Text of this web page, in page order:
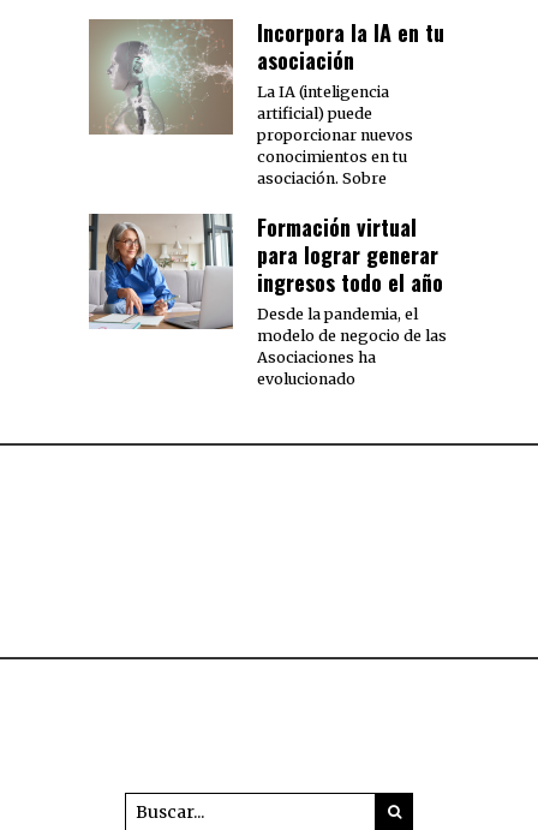
Incorpora la IA en tu
asociación
La IA (inteligencia
artificial) puede
proporcionar nuevos
conocimientos en tu
asociación. Sobre
Formación virtual
para lograr generar
ingresos todo el año
Desde la pandemia, el
modelo de negocio de las
Asociaciones ha
evolucionado